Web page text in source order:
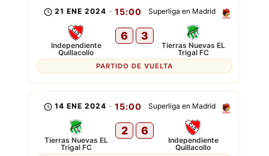
Superliga en Madrid
21 ENE 2024 - 15:00
Independiente
Quillacollo
6 3
Tierras Nuevas EL
Trigal FC
PARTIDO DE VUELTA
Superliga en Madrid
14 ENE 2024 - 15:00
Tierras Nuevas EL
Trigal FC
2 6
Independiente
Quillacollo